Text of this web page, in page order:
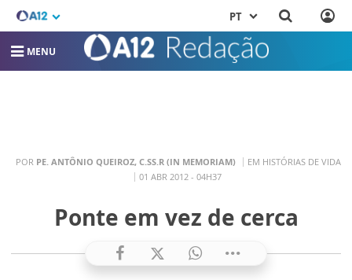
PT
MENU
POR PE. ANTÔNIO QUEIROZ, C.SS.R (IN MEMORIAM)
EM HISTÓRIAS DE VIDA
01 ABR 2012 - 04H37
Ponte em vez de cerca